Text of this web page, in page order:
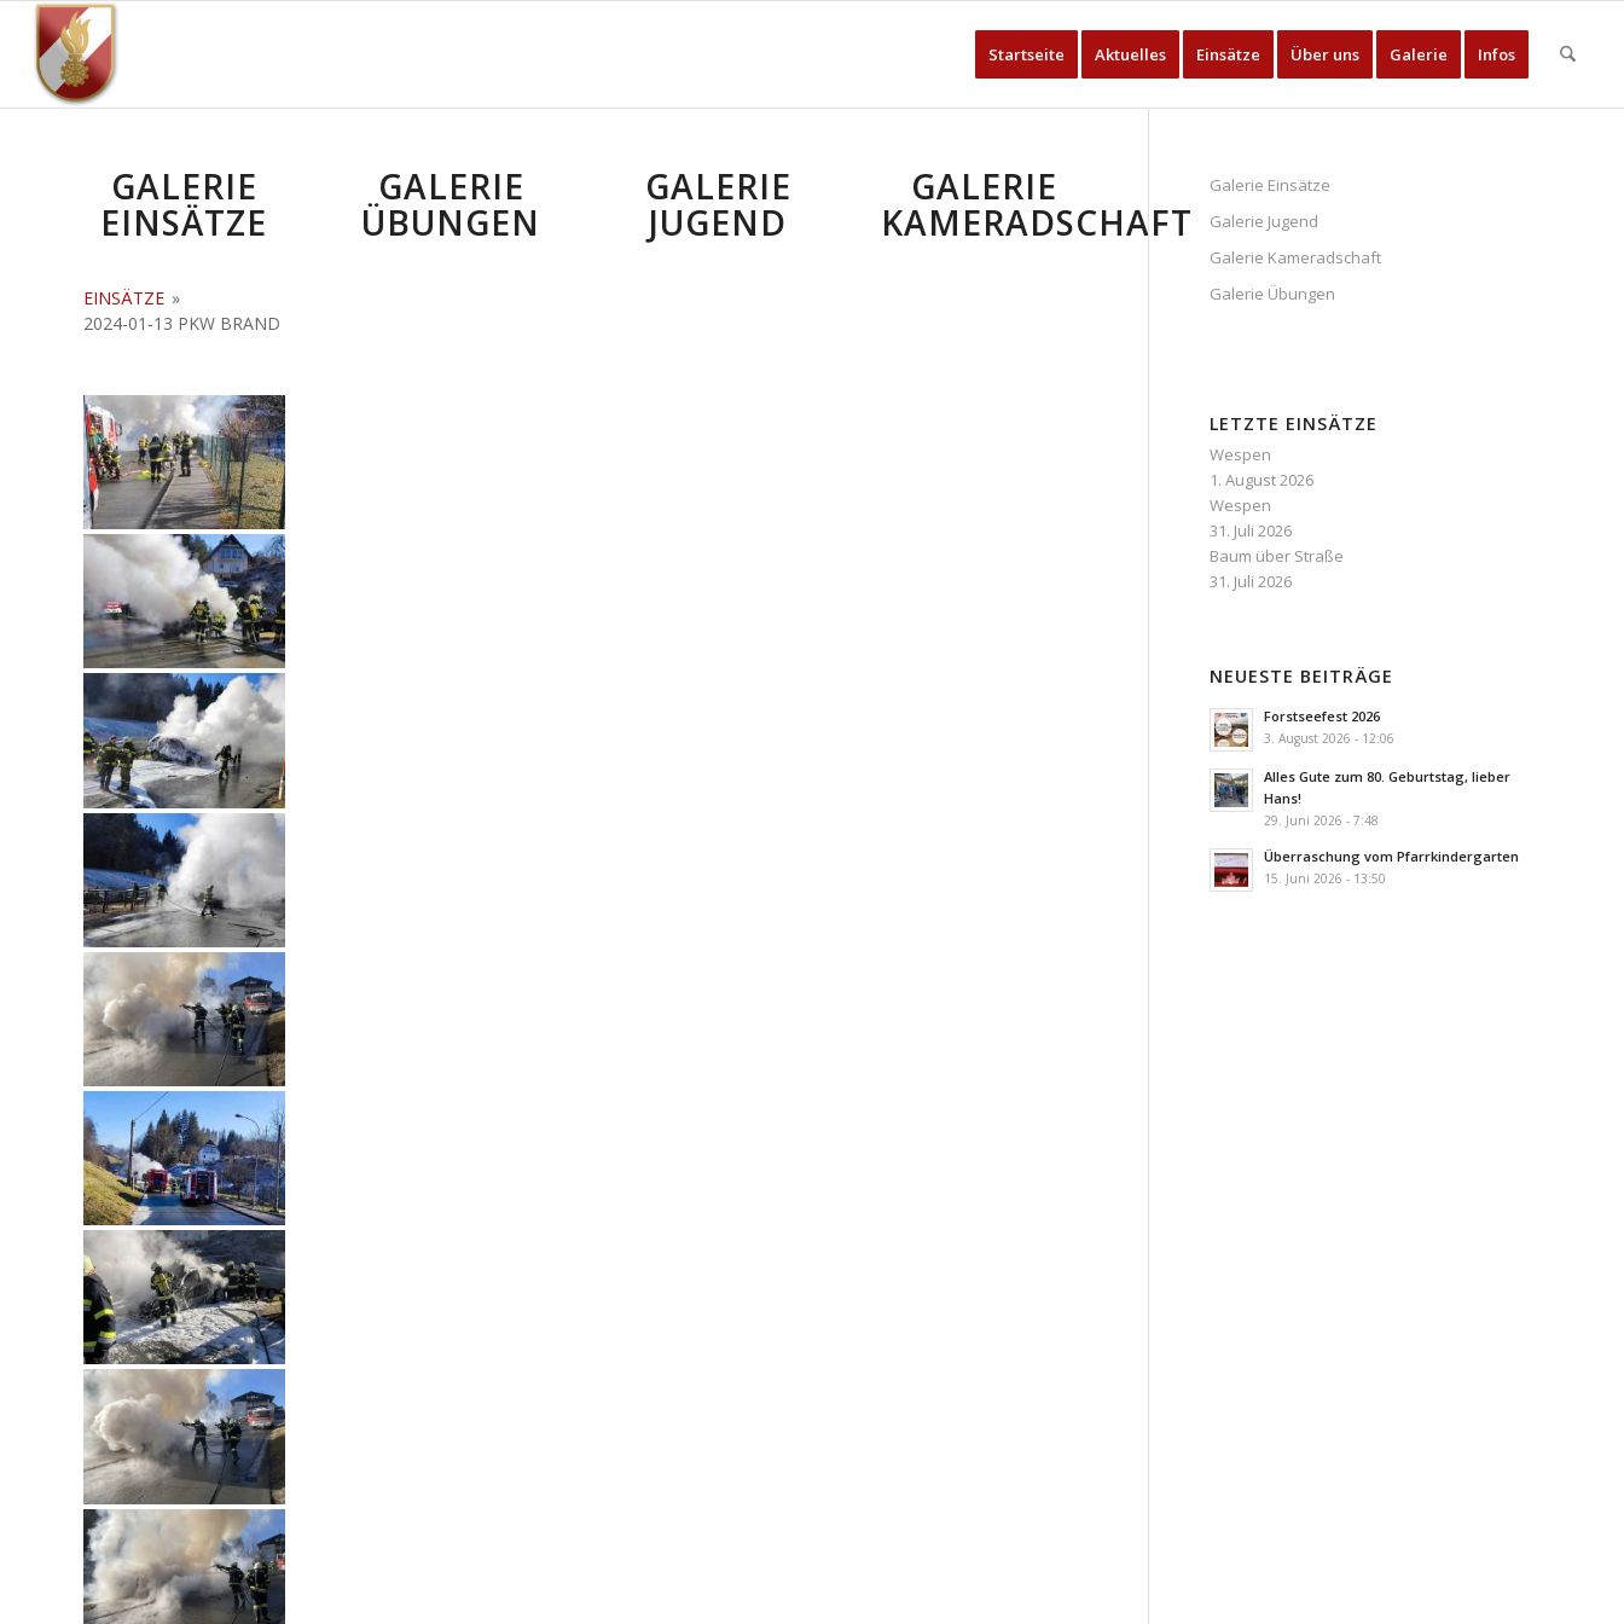
Startseite Aktuelles Einsätze Über uns Galerie Infos
GALERIE
EINSÄTZE
EINSÄTZE »
2024-01-13 PKW BRAND
GALERIE
ÜBUNGEN
GALERIE
JUGEND
GALERIE
KAMERADSCHAFT
Galerie Einsätze
Galerie Jugend
Galerie Kameradschaft
Galerie Übungen
LETZTE EINSÄTZE
Wespen
1. August 2026
Wespen
31. Juli 2026
Baum über Straße
31. Juli 2026
NEUESTE BEITRÄGE
Forstseefest 2026
3. August 2026 - 12:06
Alles Gute zum 80. Geburtstag, lieber
Hans!
29. Juni 2026 - 7:48
Überraschung vom Pfarrkindergarten
15. Juni 2026 - 13:50